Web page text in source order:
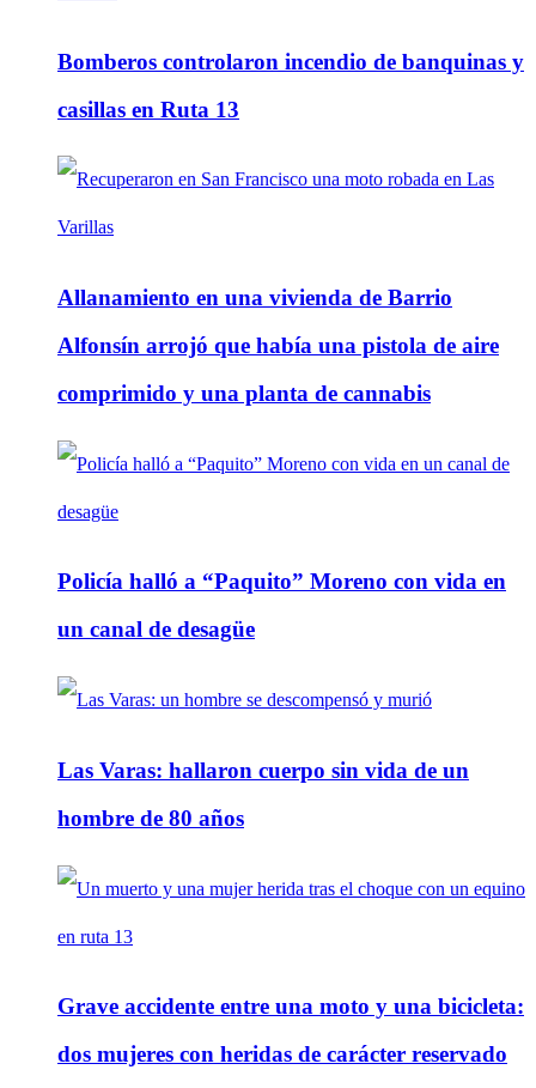
Bomberos controlaron incendio de banquinas y
casillas en Ruta 13
Allanamiento en una vivienda de Barrio
Alfonsín arrojó que había una pistola de aire
comprimido y una planta de cannabis
Policía halló a “Paquito” Moreno con vida en
un canal de desagüe
Las Varas: hallaron cuerpo sin vida de un
hombre de 80 años
Grave accidente entre una moto y una bicicleta:
dos mujeres con heridas de carácter reservado